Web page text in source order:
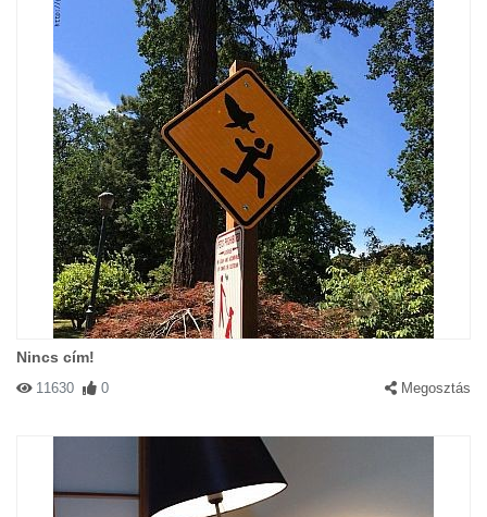
Nincs cím!
11630 0 Megosztás